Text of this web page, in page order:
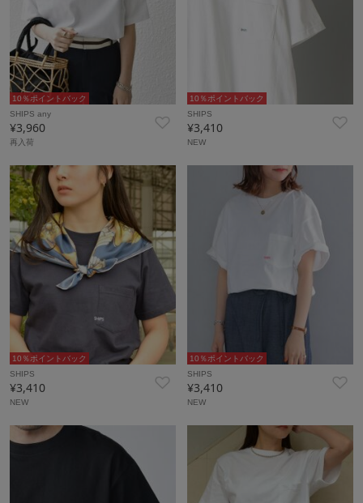
10％ポイントバック
SHIPS any
¥3,960
再入荷
10％ポイントバック
SHIPS
¥3,410
NEW
10％ポイントバック
SHIPS
¥3,410
NEW
10％ポイントバック
SHIPS
¥3,410
NEW